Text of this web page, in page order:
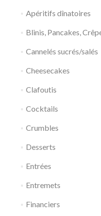
Apéritifs dînatoires
Blinis, Pancakes,
Cannelés sucrés/salés
Cheesecakes
Clafoutis
Cocktails
Crumbles
Desserts
Entrées
Entremets
Financiers